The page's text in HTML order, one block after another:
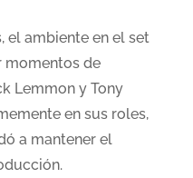
el ambiente en el set
momentos de
Lemmon y Tony
en sus roles,
a mantener el